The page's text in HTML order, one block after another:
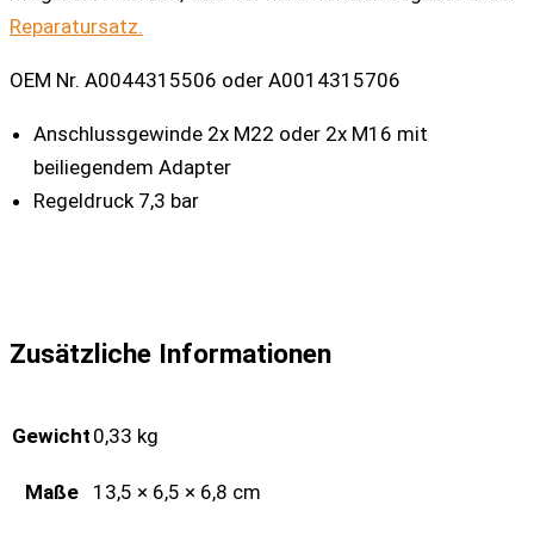
Reparatursatz.
OEM Nr. A0044315506 oder A0014315706
Anschlussgewinde 2x M22 oder 2x M16 mit
beiliegendem Adapter
Regeldruck 7,3 bar
Zusätzliche Informationen
Gewicht 0,33 kg
Maße 13,5 × 6,5 × 6,8 cm